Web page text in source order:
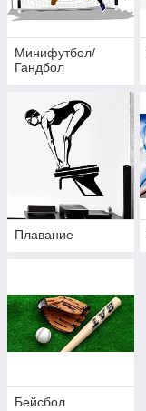
Минифутбол/
Гандбол
Плавание
Бейсбол